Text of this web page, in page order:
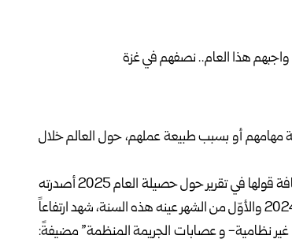
مقتل 67 صحفياً، خلال تأدية مهامهم أو بسبب طبيعة عملهم، حول العالم خلال
ونقلت وكالة فرانس برس عن المنظمة المعنية بالدفاع عن حرّية الصحافة قولها في تقرير حول حصيلة العام 2025 أصدرته
اليوم: “إن عدد الصحفيين الذين لقوا حتفهم بين الأوّل من كانون الأوّل 2024 والأوّل من الشهر عينه هذه السنة، شهد ارتفاعاً
نظامية- و عصابات الجريمة المنظمة” مضيفةً: